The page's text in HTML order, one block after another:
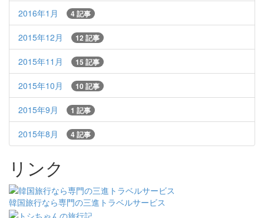
2016年1月 4 記事
2015年12月 12 記事
2015年11月 15 記事
2015年10月 10 記事
2015年9月 1 記事
2015年8月 4 記事
リンク
韓国旅行なら専門の三進トラベルサービス